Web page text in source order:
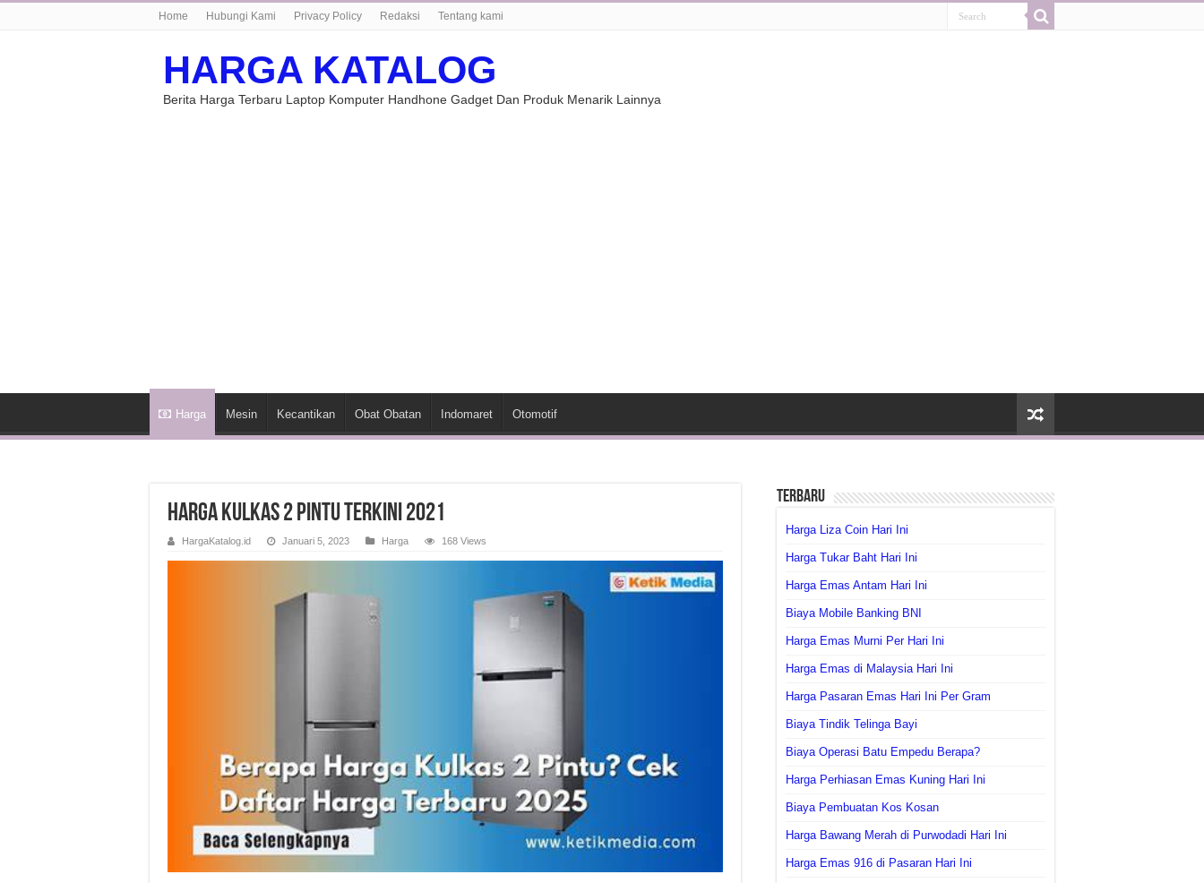
Home Hubungi Kami Privacy Policy Redaksi Tentang kami
HARGA KATALOG
Berita Harga Terbaru Laptop Komputer Handhone Gadget Dan Produk Menarik Lainnya
Harga Mesin Kecantikan Obat Obatan Indomaret Otomotif
Harga Kulkas 2 Pintu Terkini 2021
HargaKatalog.id Januari 5, 2023 Harga 168 Views
Terbaru
Harga Liza Coin Hari Ini
Harga Tukar Baht Hari Ini
Harga Emas Antam Hari Ini
Biaya Mobile Banking BNI
Harga Emas Murni Per Hari Ini
Harga Emas di Malaysia Hari Ini
Harga Pasaran Emas Hari Ini Per Gram
Biaya Tindik Telinga Bayi
Biaya Operasi Batu Empedu Berapa?
Harga Perhiasan Emas Kuning Hari Ini
Biaya Pembuatan Kos Kosan
Harga Bawang Merah di Purwodadi Hari Ini
Harga Emas 916 di Pasaran Hari Ini